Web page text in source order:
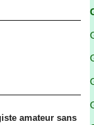
amateur sans